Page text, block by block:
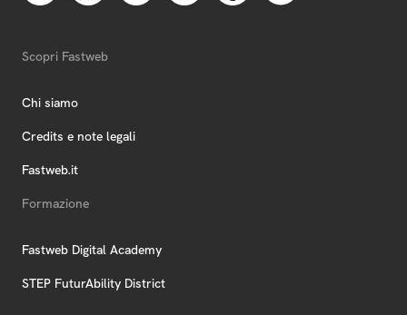
Scopri Fastweb
Chi siamo
Credits e note legali
Fastweb.it
Formazione
Fastweb Digital Academy
STEP FuturAbility District